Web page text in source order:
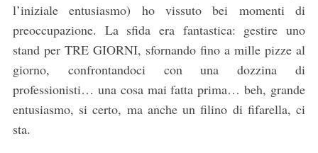
l’iniziale entusiasmo) ho vissuto bei momenti di
preoccupazione. La sfida era fantastica: gestire uno
stand per TRE GIORNI, sfornando fino a mille pizze al
giorno, confrontandoci con una dozzina di
professionisti… una cosa mai fatta prima… beh, grande
entusiasmo, si certo, ma anche un filino di fifarella, ci
sta.